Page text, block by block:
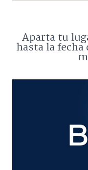
Aparta tu
hasta la